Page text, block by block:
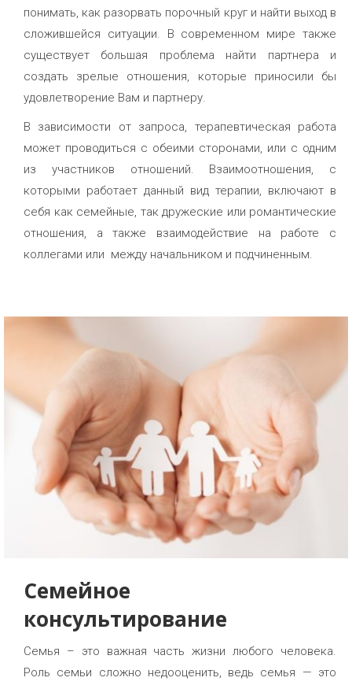
понимать, как разорвать порочный круг и найти выход в
сложившейся ситуации. В современном мире также
существует большая проблема найти партнера и
создать зрелые отношения, которые приносили бы
удовлетворение Вам и партнеру.
В зависимости от запроса, терапевтическая работа
может проводиться с обеими сторонами, или с одним
из участников отношений. Взаимоотношения, с
которыми работает данный вид терапии, включают в
себя как семейные, так дружеские или романтические
отношения, а также взаимодействие на работе с
коллегами или между начальником и подчиненным.
Семейное
консультирование
Семья – это важная часть жизни любого человека.
Роль семьи сложно недооценить, ведь семья — это